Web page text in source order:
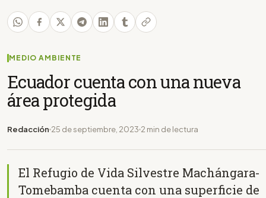
MEDIO AMBIENTE
Ecuador cuenta con una nueva
área protegida
Redacción 25 de septiembre, 2023 2 min de lectura
El Refugio de Vida Silvestre Machángara-
Tomebamba cuenta con una superficie de